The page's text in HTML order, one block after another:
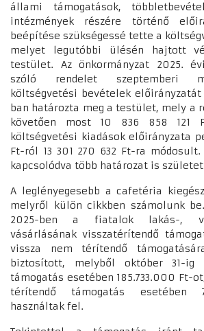
állami támogatások,
intézmények részére történő
beépítése szükségessé tette a
melyet legutóbbi ülésén hajtott
testület. Az önkormányzat 2025.
szóló rendelet szeptemberi
költségvetési bevételek előirányzatát
ban határozta meg a testület, mely a
követően most 10 836 858 121
költségvetési kiadások előirányzata
Ft-ról 13 301 270 632 Ft-ra
kapcsolódva több határozat is
A leglényegesebb a cafetéria
melyről külön cikkben számolunk
2025-ben a fiatalok lakás-,
vásárlásának visszatérítendő
vissza nem térítendő
biztosított, melyből október 31-ig
támogatás esetében 185.733.000 Ft-
térítendő támogatás esetében
használtak fel.